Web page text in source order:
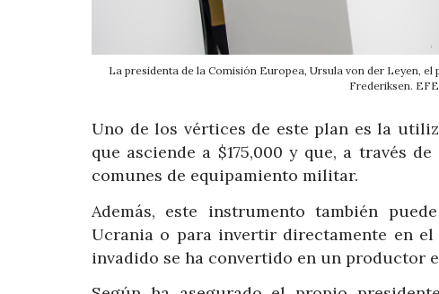
La presidenta de la Comisión Europea, Ursula von der Leyen,
Frederiksen.
Uno de los vértices de este plan es la
que asciende a $175,000 y que, a través
comunes de equipamiento militar.
Además, este instrumento también
Ucrania o para invertir directamente en
invadido se ha convertido en un productor